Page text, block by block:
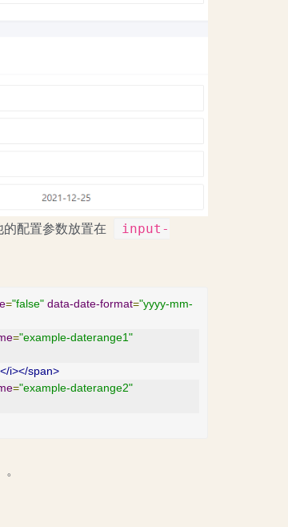
的配置参数放置在
input-
="false" data-date-format="yyyy-mm-
="example-daterange1"
i></span>
="example-daterange2"